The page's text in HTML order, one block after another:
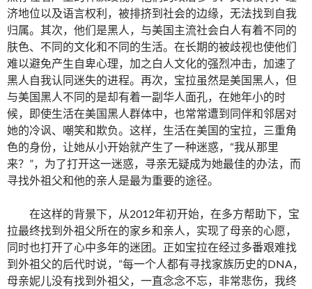
济地位以及语言权利，被排挤到社会的边缘，无法找到自我
归属。其次，他们是黑人，与美国主流社会白人有着不同的
肤色、不同的文化和不同的生活。在长期的被歧视也使他们
难以避免产生自卑心理，加之白人文化的强烈冲击，加速了
黑人自我认同迷失的进程。再次，宝拉虽然是美国黑人，但
与美国黑人不同的是却有着一副华人面孔，在她年小的时
候，即使生活在美国黑人群体中，也常常遭到同伴和邻居对
她的冷讽、嘲笑和欺负。这样，生活在美国的宝拉，三重角
色的身份，让她从小开始就产生了一种迷惑，“我从那里
来？”，为了打开这一迷惑，寻亲无疑成为她最佳的办法，而
寻找外祖父和他的亲人是最为重要的途径。
在这样的背景下，从2012年初开始，在多方帮助下，宝
拉最终找到外祖父所在的家乡和亲人，实现了母亲的心愿，
同时也打开了心中多年的迷团。正如宝拉在经过多番艰难找
到外祖父的后代时说，“每一个人都有寻找家族历史的DNA，
母亲妮儿没有找到外祖父，一直念念不忘，非常悲伤，我终